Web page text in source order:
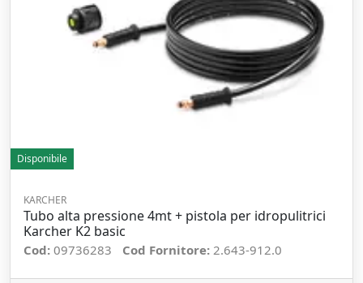
Disponibile
KARCHER
Tubo alta pressione 4mt + pistola per idropulitrici
Karcher K2 basic
Cod: 09736283 Cod Fornitore: 2.643-912.0